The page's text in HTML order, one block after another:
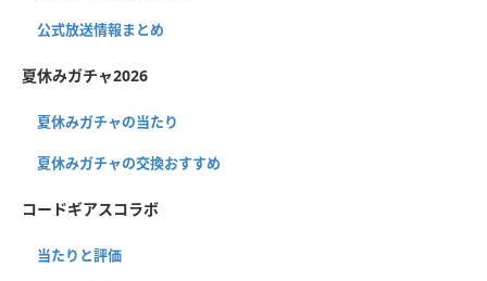
公式放送情報まとめ
夏休みガチャ2026
夏休みガチャの当たり
夏休みガチャの交換おすすめ
コードギアスコラボ
当たりと評価